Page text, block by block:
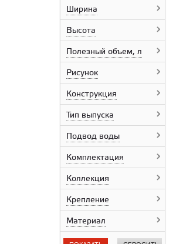
KTL Ceramicas
Krea Ceramica
Kerakoll
Kerranova
Laparet
LCM
Lumacer
Mito
Motive
Meissen Keramik
Netto Plus
NT Ceramic
Panaria Ceramica
Prissmacer
ProGRES
Roca
Sopro
STN Ceramica
Range Ceramic
Ширина
Высота
Полезный объем, л
Рисунок
Конструкция
Тип выпуска
Подвод воды
Комплектация
Коллекция
Крепление
Материал